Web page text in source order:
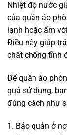
Nhiệt độ nước
của quần áo
lạnh hoặc ấm
Điều này giúp
chất chống tĩnh
Để quần áo
quả sử dụng,
đúng cách như
1. Bảo quản ở